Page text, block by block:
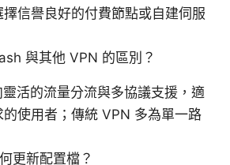
擇信譽良好的付費節點或自建伺服
與其他 VPN 的區別？
活的流量分流與多協議支援，適
的使用者；傳統 VPN 多為單一路
更新配置檔？